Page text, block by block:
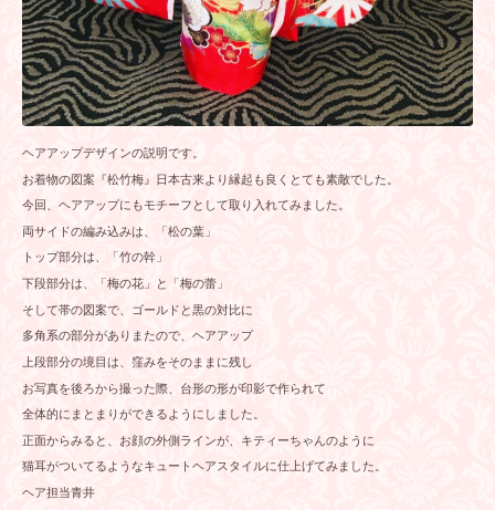
ヘアアップデザインの説明です。
お着物の図案『松竹梅』日本古来より縁起も良くとても素敵でした。
今回、ヘアアップにもモチーフとして取り入れてみました。
両サイドの編み込みは、「松の葉」
トップ部分は、「竹の幹」
下段部分は、「梅の花」と「梅の蕾」
そして帯の図案で、ゴールドと黒の対比に
多角系の部分がありまたので、ヘアアップ
上段部分の境目は、窪みをそのままに残し
お写真を後ろから撮った際、台形の形が印影で作られて
全体的にまとまりができるようにしました。
正面からみると、お顔の外側ラインが、キティーちゃんのように
猫耳がついてるようなキュートヘアスタイルに仕上げてみました。
ヘア担当青井